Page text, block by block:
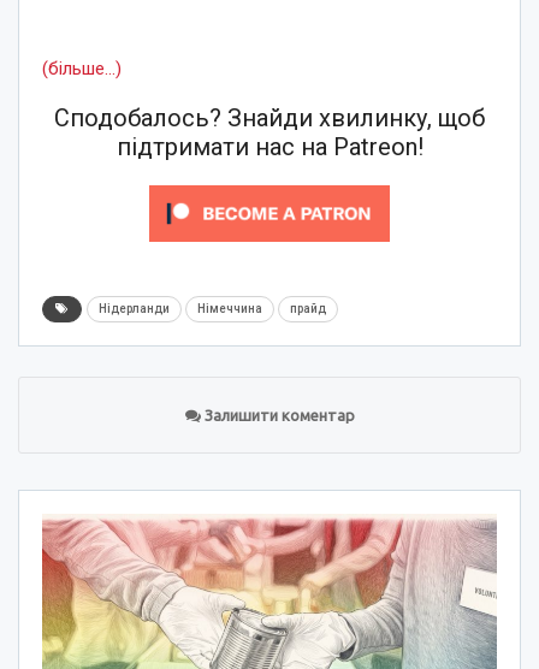
(більше…)
Сподобалось? Знайди хвилинку, щоб
підтримати нас на Patreon!
Нідерланди Німеччина прайд
Залишити коментар